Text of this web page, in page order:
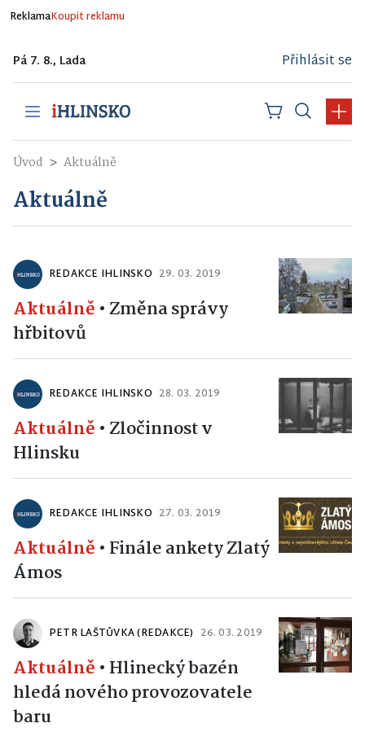
ReklamaKoupit reklamu
Pá 7. 8., Lada Přihlásit se
Úvod Aktuálně
Aktuálně
REDAKCE IHLINSKO 29. 03. 2019
Aktuálně • Změna správy
hřbitovů
REDAKCE IHLINSKO 28. 03. 2019
Aktuálně • Zločinnost v
Hlinsku
REDAKCE IHLINSKO 27. 03. 2019
Aktuálně • Finále ankety Zlatý
Ámos
PETR LAŠTŮVKA (REDAKCE) 26. 03. 2019
Aktuálně • Hlinecký bazén
hledá nového provozovatele
baru